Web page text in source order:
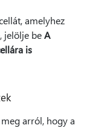
amelyhez
jelölje beA
is
arról, hogy a